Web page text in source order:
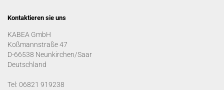
Kontaktieren sie uns
KABEA GmbH
Koßmannstraße 47
D-66538 Neunkirchen/Saar
Deutschland
Tel: 06821 919238